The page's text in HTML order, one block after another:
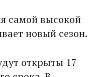
самой высокой
новый сезон.
открыты 17